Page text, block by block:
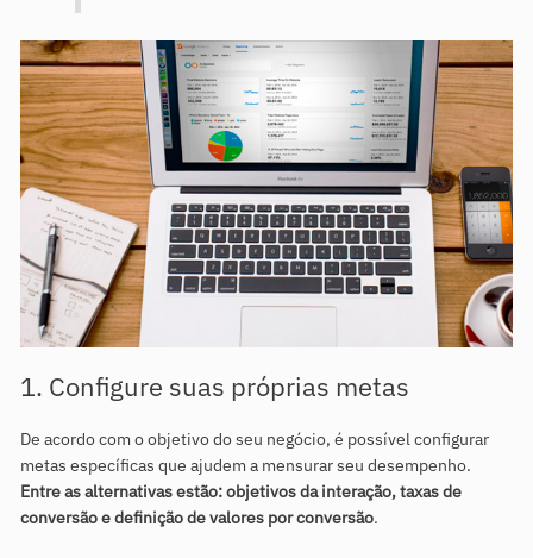
1. Configure suas próprias metas
De acordo com o objetivo do seu negócio, é possível configurar
metas específicas que ajudem a mensurar seu desempenho.
Entre as alternativas estão: objetivos da interação, taxas de
conversão e definição de valores por conversão.